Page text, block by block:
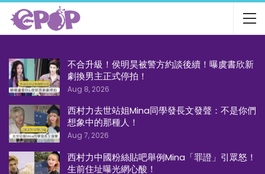
不合升級！侯明昊被警方約談後續！曝虞書欣新
劇換男主正式停拍！
Aug 8, 2026
西村力去世站姐Mina同學發長文發聲：不是你們
想象中的那種人！
Aug 7, 2026
西村力中國粉絲貼吧舉例Mina「罪證」引眾怒！
生前住址曝光網心酸！